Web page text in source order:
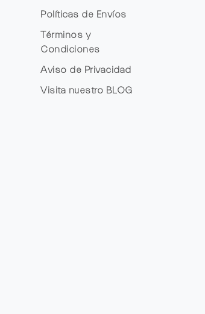
Políticas de Envíos
Términos y
Condiciones
Aviso de Privacidad
Visita nuestro BLOG